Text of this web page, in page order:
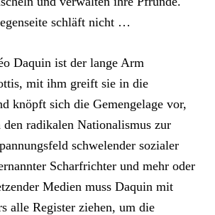
schläft nicht …
Daquin ist der lange Arm
mit ihm greift sie in die
knöpft sich die Gemengelage vor,
radikalen Nationalismus zur
schwelender sozialer
Scharfrichter und mehr oder
Medien muss Daquin mit
alle Register ziehen, um die